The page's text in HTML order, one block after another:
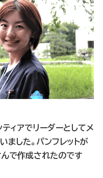
ィアでリーダーとしてメ
ました。パンフレットが
で作成されたのです